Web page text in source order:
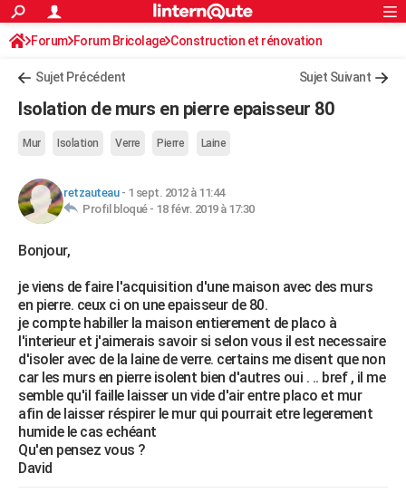
ACTUALITÉS
Politique
Société
Faits Divers
Education
Monde
Villes
+
Essais
Réserver un essai
Citadines
Berlines
SUV
Forum auto
+HIGH-TECH
BRICOLAGE
WEEK-END
Guides de France
Escapades
Patrimoine
Expositions
Musées
Week-end nature
+LIFESTYLE
Art de vivre
Bien-être
Loisirs
Mode
Modes de vie
SANTE
Alimentation
Guide de la santé
Maladies
Médicaments
Sommeil
VOYAGE
Destinations
City break
Voyage nature
Voyage de noces
Forum
Climat
+PHOTO
GUIDES D'ACHAT
Rechercher
S'inscrire
Connexion
Forum Forum Bricolage Construction et rénovation
Sujet Précédent Sujet Suivant
Isolation de murs en pierre epaisseur 80
Mur Isolation Verre Pierre Laine
retzauteau- 1 sept. 2012 à 11:44
Profil bloqué - 18 févr. 2019 à 17:30
Bonjour,
je viens de faire l'acquisition d'une maison avec des murs
en pierre. ceux ci on une epaisseur de 80.
je compte habiller la maison entierement de placo à
l'interieur et j'aimerais savoir si selon vous il est necessaire
d'isoler avec de la laine de verre. certains me disent que non
car les murs en pierre isolent bien d'autres oui . .. bref , il me
semble qu'il faille laisser un vide d'air entre placo et mur
afin de laisser réspirer le mur qui pourrait etre legerement
humide le cas echéant
Qu'en pensez vous ?
David